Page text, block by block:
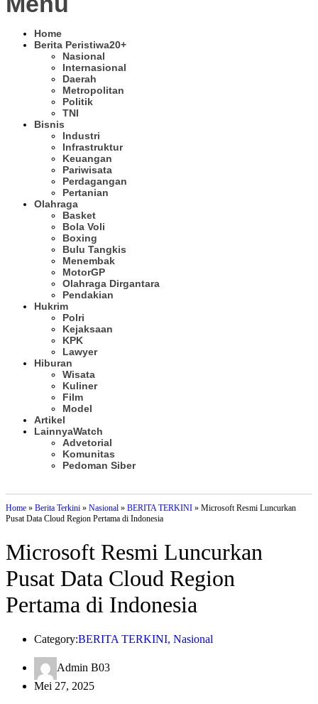
Home
Berita Peristiwa20+
Nasional
Internasional
Daerah
Metropolitan
Politik
TNI
Bisnis
Industri
Infrastruktur
Keuangan
Pariwisata
Perdagangan
Pertanian
Olahraga
Basket
Bola Voli
Boxing
Bulu Tangkis
Menembak
MotorGP
Olahraga Dirgantara
Pendakian
Hukrim
Polri
Kejaksaan
KPK
Lawyer
Hiburan
Wisata
Kuliner
Film
Model
Artikel
LainnyaWatch
Advetorial
Komunitas
Pedoman Siber
Home » Berita Terkini » Nasional » BERITA TERKINI » Microsoft Resmi Luncurkan
Pusat Data Cloud Region Pertama di Indonesia
Microsoft Resmi Luncurkan
Pusat Data Cloud Region
Pertama di Indonesia
Category:BERITA TERKINI, Nasional
Admin B03
Mei 27, 2025